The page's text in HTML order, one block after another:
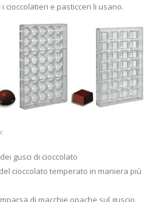
cioccolatieri e pasticceri li usano.
gusci di cioccolato
cioccolato temperato in maniera più
di macchie opache sul guscio